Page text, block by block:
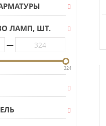
ЛАМП, ШТ.
—
324